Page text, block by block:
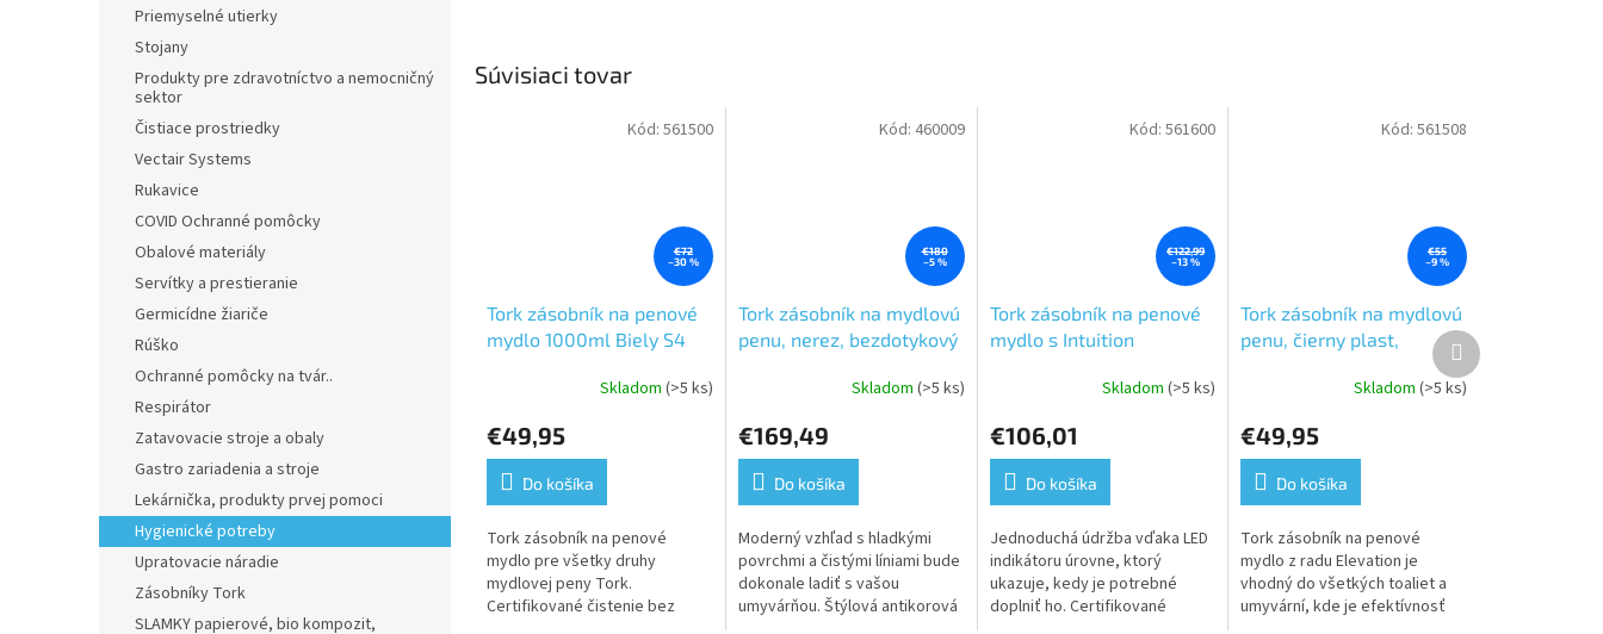
Priemyselné utierky
Stojany
Produkty pre zdravotníctvo a nemocničný
sektor
Čistiace prostriedky
Vectair Systems
Rukavice
COVID Ochranné pomôcky
Obalové materiály
Servítky a prestieranie
Germicídne žiariče
Rúško
Ochranné pomôcky na tvár..
Respirátor
Zatavovacie stroje a obaly
Gastro zariadenia a stroje
Lekárnička, produkty prvej pomoci
Hygienické potreby
Upratovacie náradie
Zásobníky Tork
SLAMKY papierové, bio kompozit,
Súvisiaci tovar
€72
–30 %
Tork zásobník na penové
mydlo 1000ml Biely S4
Skladom (>5 ks)
€49,95
Do košíka
Tork zásobník na penové
mydlo pre všetky druhy
mydlovej peny Tork.
Certifikované čistenie bez
Kód: 561500
€180
–5 %
Tork zásobník na mydlovú
penu, nerez, bezdotykový
produktu
je
5,0
z
5
hviezdičiek.
Skladom (>5 ks)
€169,49
Do košíka
Moderný vzhľad s hladkými
povrchmi a čistými líniami bude
dokonale ladiť s vašou
umyvárňou. Štýlová antikorová
Kód: 460009
€122,99
–13 %
Tork zásobník na penové
mydlo s Intuition
produktu
je
5,0
z
5
hviezdičiek.
Skladom(>5 ks)
€106,01
Do košíka
Jednoduchá údržba vďaka LED
indikátoru úrovne, ktorý
ukazuje, kedy je potrebné
doplniť ho. Certifikované
Kód:561600
€55
–9 %
Tork zásobník na mydlovú
penu, čierny plast,
Skladom (>5 ks)
€49,95
Do košíka
Tork zásobník na penové
mydlo z radu Elevation je
vhodný do všetkých toaliet a
umyvární, kde je efektívnosť
Kód: 561508
Ďalší
produkt